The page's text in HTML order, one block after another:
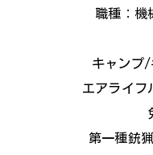
職種：機
キャンプ/
エアライフ
第一種銃